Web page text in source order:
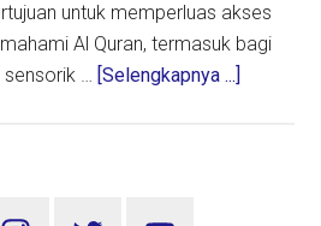
untuk memperluas akses
Al Quran, termasuk bagi
sensorik … [Selengkapnya ...]